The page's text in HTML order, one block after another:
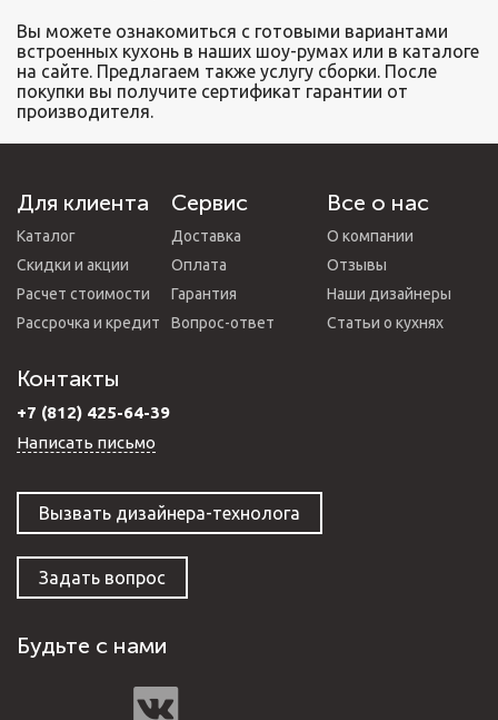
Вы можете ознакомиться с готовыми вариантами
встроенных кухонь в наших шоу-румах или в каталоге
на сайте. Предлагаем также услугу сборки. После
покупки вы получите сертификат гарантии от
производителя.
Для клиента
Каталог
Скидки и акции
Расчет стоимости
Рассрочка и кредит
Сервис
Доставка
Оплата
Гарантия
Вопрос-ответ
Все о нас
О компании
Отзывы
Наши дизайнеры
Статьи о кухнях
Контакты
+7 (812) 425-64-39
Написать письмо
Вызвать дизайнера-технолога
Задать вопрос
Будьте с нами